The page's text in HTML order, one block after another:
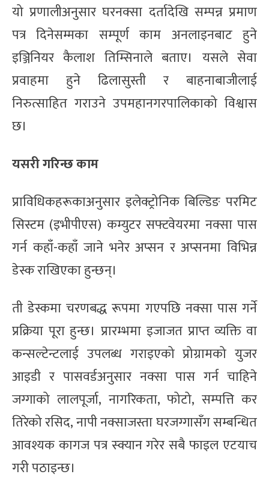
यो प्रणालीअनुसार घरनक्सा दर्तादेखि सम्पन्न प्रमाण
पत्र दिनेसम्मका सम्पूर्ण काम अनलाइनबाट हुने
इञ्जिनियर कैलाश तिम्सिनाले बताए। यसले सेवा
प्रवाहमा हुने ढिलासुस्ती र बाहनाबाजीलाई
निरुत्साहित गराउने उपमहानगरपालिकाको विश्वास
छ।
यसरी गरिन्छ काम
प्राविधिकहरूकाअनुसार इलेक्ट्रोनिक बिल्डिङ परमिट
सिस्टम (इभीपीएस) कम्युटर सफ्टवेयरमा नक्सा पास
गर्न कहाँ-कहाँ जाने भनेर अप्सन र अप्सनमा विभिन्न
डेस्क राखिएका हुन्छन्।
ती डेस्कमा चरणबद्ध रूपमा गएपछि नक्सा पास गर्ने
प्रक्रिया पूरा हुन्छ। प्रारम्भमा इजाजत प्राप्त व्यक्ति वा
कन्सल्टेन्टलाई उपलब्ध गराइएको प्रोग्रामको युजर
आइडी र पासवर्डअनुसार नक्सा पास गर्न चाहिने
जग्गाको लालपूर्जा, नागरिकता, फोटो, सम्पत्ति कर
तिरेको रसिद, नापी नक्साजस्ता घरजग्गासँग सम्बन्धित
आवश्यक कागज पत्र स्क्यान गरेर सबै फाइल एटयाच
गरी पठाइन्छ।